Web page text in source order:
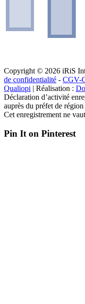
Copyright © 2026 iRiS
de confidentialité - CGV-
Qualiopi | Réalisation :
Déclaration d’activité
auprès du préfet de
Cet enregistrement ne
Pin It on Pinterest